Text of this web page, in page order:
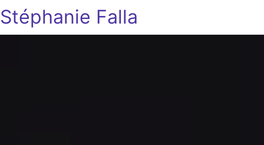
Stéphanie Falla